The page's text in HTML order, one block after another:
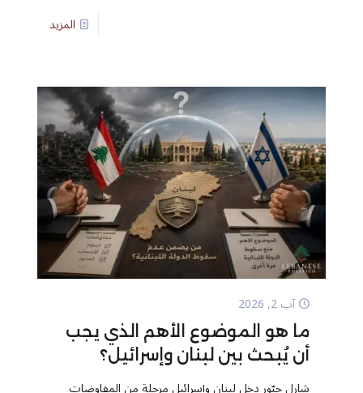
المزيد
آب 2, 2026
ما هو الموضوع الأهم الذي يجب
أن يُبحث بين لبنان وإسرائيل؟